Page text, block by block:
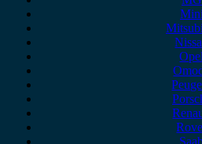
Mini
Opel